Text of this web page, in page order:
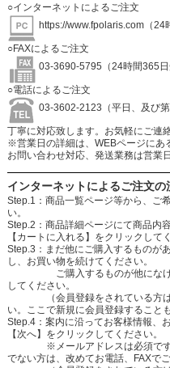
○インターネットによるご注文
https://www.fpolaris.com（24
○FAXによるご注文
03-3690-5795（24時間365日
○電話によるご注文
03-3602-2123（平日、及び
丁寧に対応致します。お気軽にご連
※営業日の詳細は、WEBページにあ
お問い合わせ対応、発送業務は営業
インターネットによるご注文の
Step.1：商品一覧ページ等から、ご
い。
Step.2：商品詳細ページにて商品内
【カートに入れる】をクリックして
Step.3：まだ他にご購入するものが
し、お買い物を続けてください。
ご購入するものが他になけれ
してください。
（会員登録をされている方はID
い。ここで新規に会員登録すること
Step.4：案内に沿ってお客様情報、
【次へ】をクリックしてください。
※メールアドレスは必須です。
でない方は、改めてお電話、FAXでご